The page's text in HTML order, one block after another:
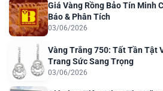
Giá Vàng Rồng Bảo Tín Minh
Báo & Phân Tích
03/06/2026
Vàng Trắng 750: Tất Tần Tật
Trang Sức Sang Trọng
03/06/2026